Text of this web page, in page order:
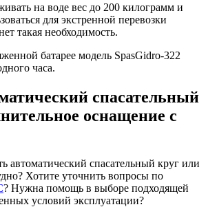
на воде вес до 200 килограмм и
для экстренной перевозки
такая необходимость.
батарее модель SpasGidro-322
часа.
спасательный
оснащение с
автоматический спасательный круг или
Хотите уточнить вопросы по
? Нужна помощь в выборе подходящей
условий эксплуатации?